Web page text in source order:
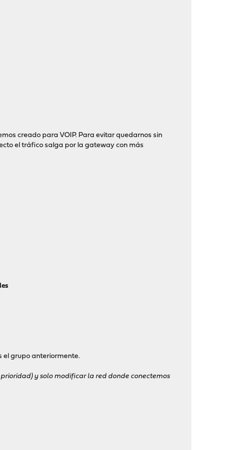
creado para VOIP. Para evitar quedarnos sin
el tráfico salga por la gateway con más
el grupo anteriormente.
y solo modificar la red donde conectemos